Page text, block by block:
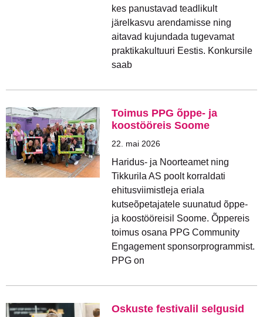
kes panustavad teadlikult
järelkasvu arendamisse ning
aitavad kujundada tugevamat
praktikakultuuri Eestis. Konkursile
saab
Toimus PPG õppe- ja
koostööreis Soome
22. mai 2026
Haridus- ja Noorteamet ning
Tikkurila AS poolt korraldati
ehitusviimistleja eriala
kutseõpetajatele suunatud õppe-
ja koostööreisil Soome. Õppereis
toimus osana PPG Community
Engagement sponsorprogrammist.
PPG on
Oskuste festivalil selgusid